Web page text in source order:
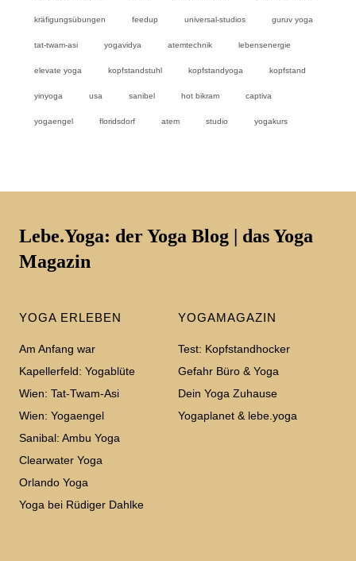
kräfigungsübungen feedup universal-studios guruv yoga
tat-twam-asi yogavidya atemtechnik lebensenergie
elevate yoga kopfstandstuhl kopfstandyoga kopfstand
yinyoga usa sanibel hot bikram captiva
yogaengel floridsdorf atem studio yogakurs
Lebe.Yoga: der Yoga Blog | das Yoga
Magazin
YOGA ERLEBEN
Am Anfang war
Kapellerfeld: Yogablüte
Wien: Tat-Twam-Asi
Wien: Yogaengel
Sanibal: Ambu Yoga
Clearwater Yoga
Orlando Yoga
Yoga bei Rüdiger Dahlke
YOGAMAGAZIN
Test: Kopfstandhocker
Gefahr Büro & Yoga
Dein Yoga Zuhause
Yogaplanet & lebe.yoga